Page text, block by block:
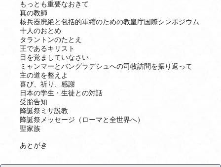
もっとも重要なおきて
真の教師
核兵器廃絶と包括的軍縮のための教皇庁国際シンポジウム
十人のおとめ
タラントンのたとえ
王であるキリスト
目を覚ましていなさい
ミャンマーとバングラデシュへの司牧訪問を振り返って
主の道を整えよ
喜び、祈り、感謝
日本の学生・生徒との対話
受胎告知
降誕祭ミサ説教
降誕祭メッセージ（ローマと全世界へ）
聖家族
あとがき